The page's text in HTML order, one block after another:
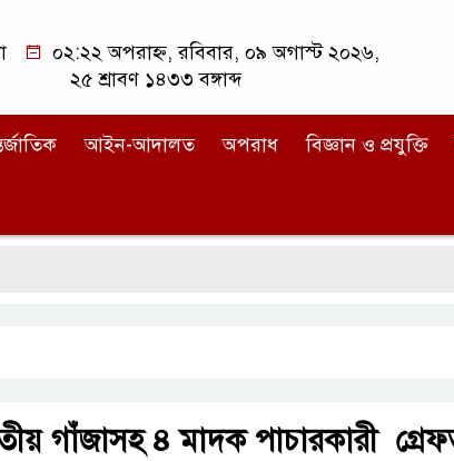
০২:২২ অপরাহ্ন, রবিবার, ০৯ অগাস্ট ২০২৬,
২৫ শ্রাবণ ১৪৩৩ বঙ্গাব্দ
আইন-আদালত অপরাধ বিজ্ঞান ও প্রযুক্তি
গাঁজাসহ ৪ মাদক পাচারকারী